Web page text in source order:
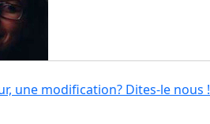
une modification? Dites-le nous !